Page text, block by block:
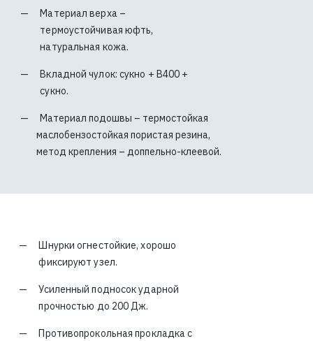
Материал верха –
термоустойчивая юфть,
натуральная кожа.
Вкладной чулок: сукно + В400 +
сукно.
маслобензостойкая пористая резина,
метод крепления – доппельно-клеевой.
Шнурки огнестойкие, хорошо
фиксируют узел.
Усиленный подносок ударной
прочностью до 200 Дж.
Противопрокольная прокладка с